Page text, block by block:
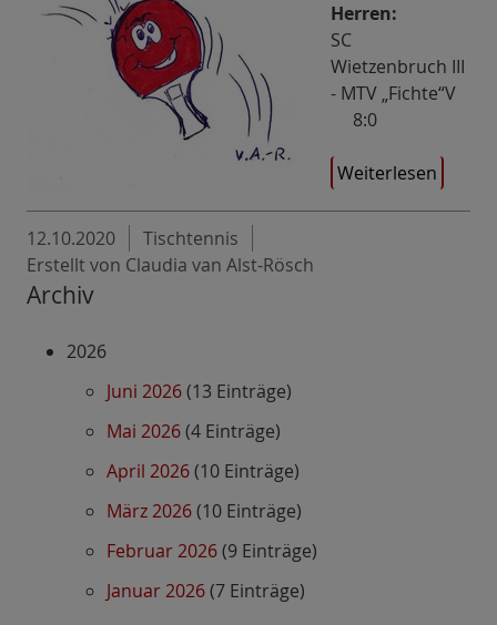
Herren:
SC
Wietzenbruch III
- MTV „Fichte“V
8:0
Weiterlesen
12.10.2020
Tischtennis
Erstellt von Claudia van Alst-Rösch
Archiv
2026
Juni 2026(13 Einträge)
Mai 2026(4 Einträge)
April 2026(10 Einträge)
März 2026(10 Einträge)
Februar 2026(9 Einträge)
Januar 2026(7 Einträge)